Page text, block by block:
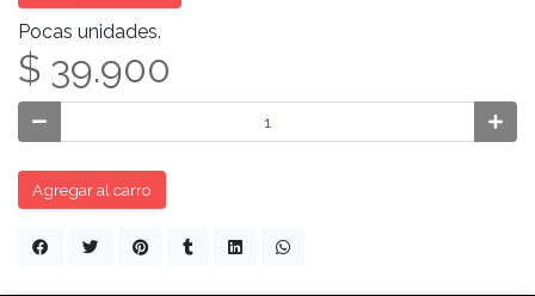
Pocas unidades.
$ 39.900
Agregar al carro